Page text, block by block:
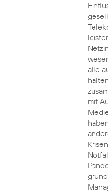
alle
mit